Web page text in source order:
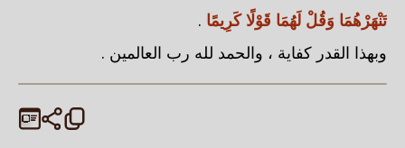
تَنْهَرْهُمَا وَقُلْ لَهُمَا قَوْلًا كَرِيمًا .
وبهذا القدر كفاية ، والحمد لله رب العالمين .